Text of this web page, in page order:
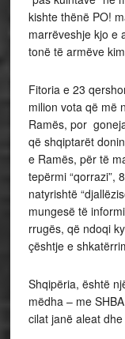
kishte thënë PO!
marrëveshje kjo e
tonë të armëve
Fitoria e 23
milion vota që më
Ramës, por
që shqiptarët
e Ramës, për të
tepërmi “qorrazi”,
natyrishtë
mungesë të
rrugës, që ndoqi
çështje e
Shqipëria, është
mëdha – me
cilat janë aleat